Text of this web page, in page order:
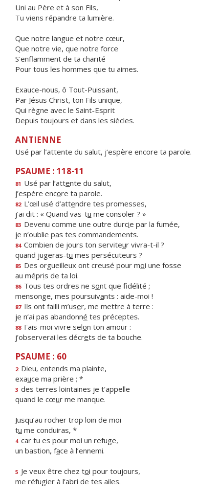
Uni au Père et à son Fils,
Tu viens répandre ta lumière.
Que notre langue et notre cœur,
Que notre vie, que notre force
S'enflamment de ta charité
Pour tous les hommes que tu aimes.
Exauce-nous, ô Tout-Puissant,
Par Jésus Christ, ton Fils unique,
Qui règne avec le Saint-Esprit
Depuis toujours et dans les siècles.
ANTIENNE
Usé par l’attente du salut, j’espère encore ta parole.
PSAUME : 118-11
81 Usé par l’attente du salut,
j’espère encore ta parole.
82 L’œil usé d’attendre tes promesses,
j’ai dit : « Quand vas-tu me consoler ? »
83 Devenu comme une outre durcie par la fumée,
je n’oublie pas tes commandements.
84 Combien de jours ton serviteur vivra-t-il ?
quand jugeras-tu mes persécuteurs ?
85 Des orgueilleux ont creusé pour moi une fosse
au mépris de ta loi.
86 Tous tes ordres ne sont que fidélité ;
mensonge, mes poursuivants : aide-moi !
87 Ils ont failli m’user, me mettre à terre :
je n’ai pas abandonné tes préceptes.
88 Fais-moi vivre selon ton amour :
j’observerai les décrets de ta bouche.
PSAUME : 60
2 Dieu, entends ma plainte,
exauce ma prière ; *
3 des terres lointaines je t’appelle
quand le cœur me manque.
Jusqu’au rocher trop loin de moi
tu me conduiras, *
4 car tu es pour moi un refuge,
un bastion, face à l’ennemi.
5 Je veux être chez toi pour toujours,
me réfugier à l’abri de tes ailes.